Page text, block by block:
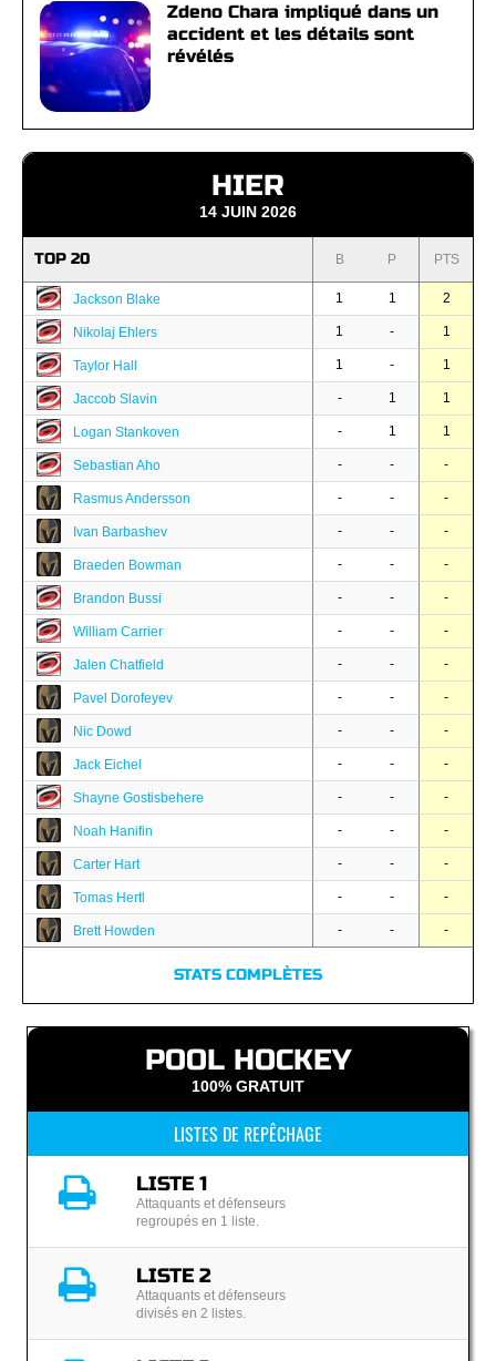
Zdeno Chara impliqué dans un
accident et les détails sont
révélés
HIER
14 JUIN 2026
TOP 20 B P PTS
Jackson Blake 1 1 2
Nikolaj Ehlers 1 - 1
Taylor Hall 1 - 1
Jaccob Slavin - 1 1
Logan Stankoven - 1 1
Sebastian Aho - - -
Rasmus Andersson - - -
Ivan Barbashev - - -
Braeden Bowman - - -
Brandon Bussi - - -
William Carrier - - -
Jalen Chatfield - - -
Pavel Dorofeyev - - -
Nic Dowd - - -
Jack Eichel - - -
Shayne Gostisbehere - - -
Noah Hanifin - - -
Carter Hart - - -
Tomas Hertl - - -
Brett Howden - - -
STATS COMPLÈTES
POOL HOCKEY
100% GRATUIT
LISTES DE REPÊCHAGE
LISTE 1
Attaquants et défenseurs
regroupés en 1 liste.
LISTE 2
Attaquants et défenseurs
divisés en 2 listes.